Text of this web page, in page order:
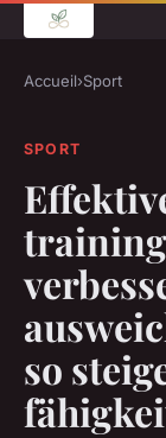
Accueil›Sport
SPORT
so